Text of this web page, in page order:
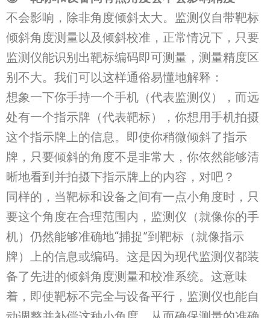
不会影响，除非角度倾斜太大。监测仪自带靶标
倾斜角度测量以及倾斜校准，正常情况下，只要
监测仪能识别出靶标编码即可测量，测量精度区
别不大。我们可以这样通俗易懂地解释：
想象一下你手持一个手机（代表监测仪），而远
处有一个指示牌（代表靶标），你想用手机拍摄
这个指示牌上的信息。即使你稍微倾斜了指示
牌，只要倾斜的角度不是非常大，你依然能够清
晰地看到并拍摄下指示牌上的内容，对吧？
同样的，当靶标和设备之间有一点小角度时，只
要这个角度在合理范围内，监测仪（就像你的手
机）仍然能够准确地“捕捉”到靶标（就像指示
牌）上的信息或编码。这是因为现代监测仪都装
备了先进的倾斜角度测量和校准系统。这意味
着，即使靶标不完全与设备平行，监测仪也能自